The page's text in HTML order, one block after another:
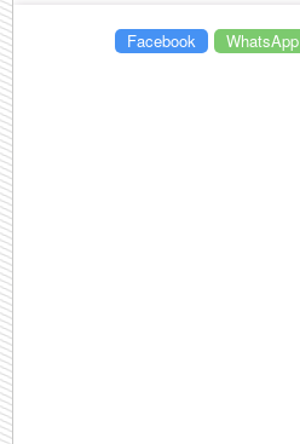
Facebook WhatsApp